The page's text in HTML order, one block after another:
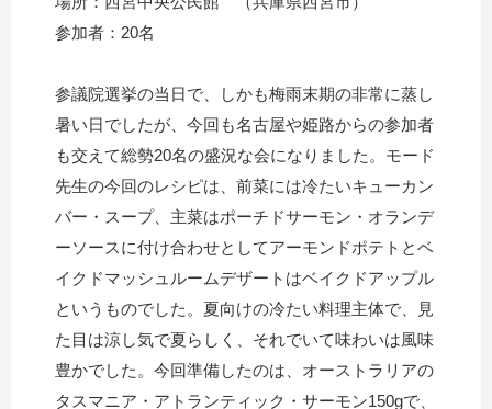
参加者：20名
参議院選挙の当日で、しかも梅雨末期の非常に蒸し
暑い日でしたが、今回も名古屋や姫路からの参加者
も交えて総勢20名の盛況な会になりました。モード
先生の今回のレシピは、前菜には冷たいキューカン
バー・スープ、主菜はポーチドサーモン・オランデ
ーソースに付け合わせとしてアーモンドポテトとベ
イクドマッシュルームデザートはベイクドアップル
というものでした。夏向けの冷たい料理主体で、見
た目は涼し気で夏らしく、それでいて味わいは風味
豊かでした。今回準備したのは、オーストラリアの
タスマニア・アトランティック・サーモン150gで、